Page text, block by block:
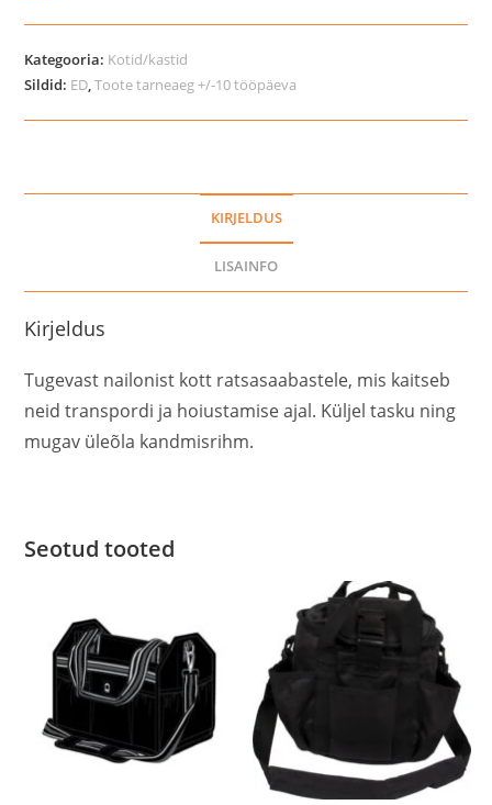
Kategooria: Kotid/kastid
Sildid: ED ,Toote tarneaeg +/-10 tööpäeva
KIRJELDUS
LISAINFO
Kirjeldus
Tugevast nailonist kott ratsasaabastele, mis kaitseb
neid transpordi ja hoiustamise ajal. Küljel tasku ning
mugav üleõla kandmisrihm.
Seotud tooted